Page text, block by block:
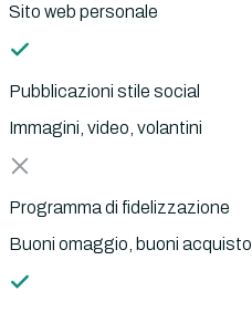
Sito web personale
Pubblicazioni stile social
Immagini, video, volantini
Programma di fidelizzazione
Buoni omaggio, buoni acquisto